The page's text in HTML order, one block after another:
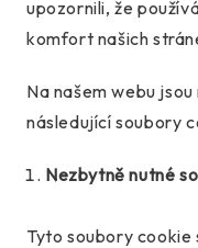
upozornili, že
komfort našich
Na našem webu
následující soubory
Nezbytně nutné
Tyto soubory cookie